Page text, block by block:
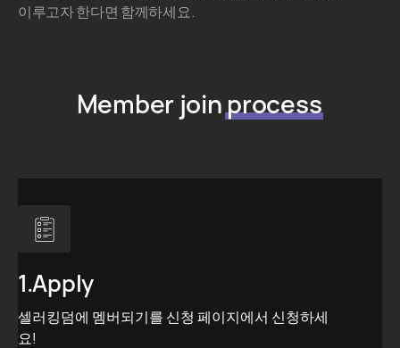
이루고자 한다면 함께하세요.
Member joinprocess
1.Apply
셀러킹덤에 멤버되기를 신청 페이지에서 신청하세
요!